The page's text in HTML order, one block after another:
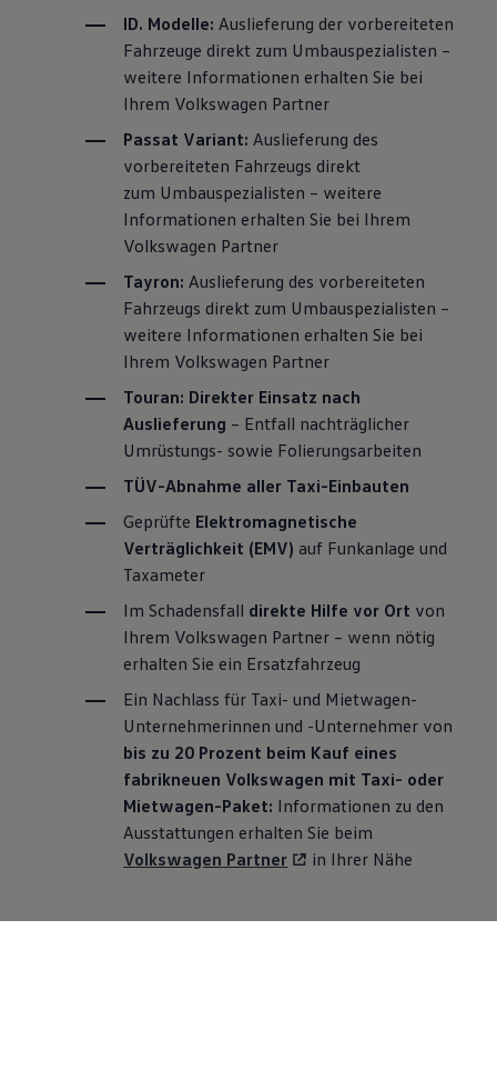
ID. Modelle: Auslieferung der vorbereiteten
Fahrzeuge direkt zum Umbauspezialisten –
weitere Informationen erhalten Sie bei
Ihrem Volkswagen Partner
Passat Variant: Auslieferung des
vorbereiteten Fahrzeugs direkt
zum Umbauspezialisten – weitere
Informationen erhalten Sie bei Ihrem
Volkswagen Partner
Tayron: Auslieferung des vorbereiteten
Fahrzeugs direkt zum Umbauspezialisten –
weitere Informationen erhalten Sie bei
Ihrem Volkswagen Partner
Touran: Direkter Einsatz nach
Auslieferung – Entfall nachträglicher
Umrüstungs- sowie Folierungsarbeiten
TÜV-Abnahme aller Taxi-Einbauten
Geprüfte Elektromagnetische
Verträglichkeit (EMV) auf Funkanlage und
Taxameter
Im Schadensfall direkte Hilfe vor Ort von
Ihrem Volkswagen Partner – wenn nötig
erhalten Sie ein Ersatzfahrzeug
Ein Nachlass für Taxi- und Mietwagen-
Unternehmerinnen und -Unternehmer von
bis zu 20 Prozent beim Kauf eines
fabrikneuen Volkswagen mit Taxi- oder
Mietwagen-Paket: Informationen zu den
Ausstattungen erhalten Sie beim
Volkswagen Partner in Ihrer Nähe